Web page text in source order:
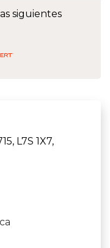
siguientes
L7S 1X7,